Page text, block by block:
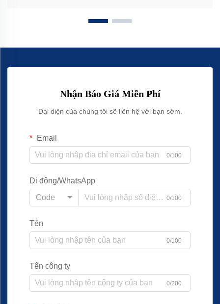
Nhận Báo Giá Miễn Phí
Đại diện của chúng tôi sẽ liên hệ với bạn sớm.
Email
0/100
Di động/WhatsApp
Code
0/100
Tên
0/100
Tên công ty
0/200